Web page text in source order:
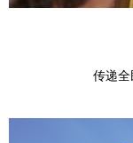
传递